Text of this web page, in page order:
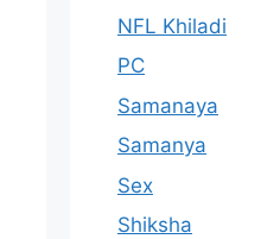
NFL Khiladi
PC
Samanaya
Samanya
Sex
Shiksha